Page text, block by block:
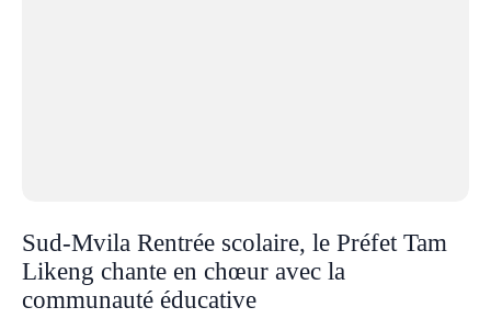
Sud-Mvila Rentrée scolaire, le Préfet Tam
Likeng chante en chœur avec la
communauté éducative